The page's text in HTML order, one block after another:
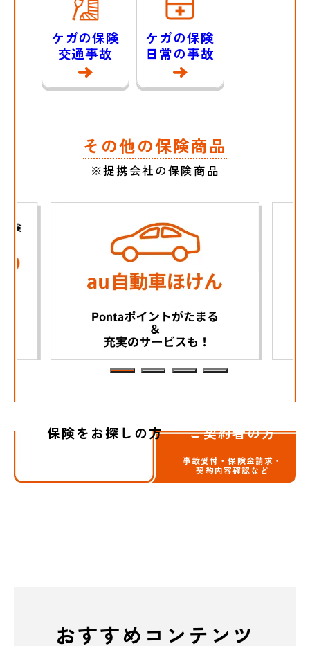
ケガの保険
交通事故
ケガの保険
日常の事故
その他の保険商品
※提携会社の保険商品
保険をお探しの方 ご契約者の方
事故受付・保険金請求・
契約内容確認など
おすすめコンテンツ